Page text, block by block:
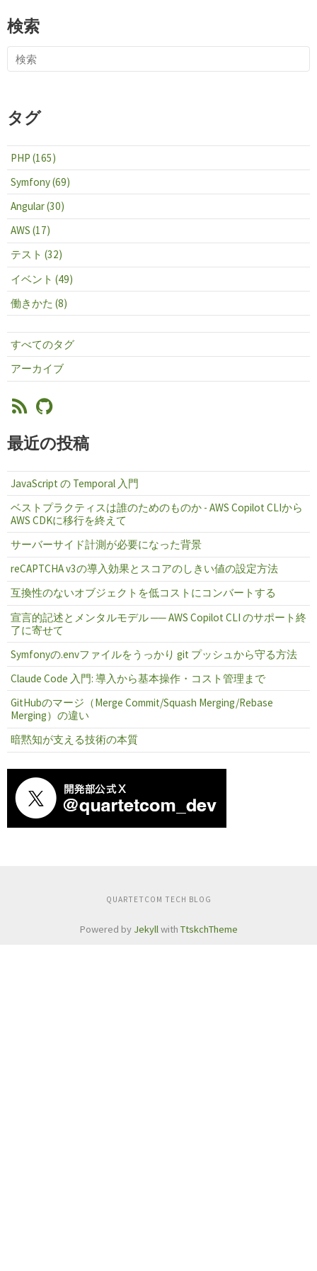
検索
タグ
PHP (165)
Symfony (69)
Angular (30)
AWS (17)
テスト (32)
イベント (49)
働きかた (8)
すべてのタグ
アーカイブ
最近の投稿
JavaScript の Temporal 入門
ベストプラクティスは誰のためのものか - AWS Copilot CLIから
AWS CDKに移行を終えて
サーバーサイド計測が必要になった背景
reCAPTCHA v3の導入効果とスコアのしきい値の設定方法
互換性のないオブジェクトを低コストにコンバートする
宣言的記述とメンタルモデル ── AWS Copilot CLI のサポート終
了に寄せて
Symfonyの.envファイルをうっかり git プッシュから守る方法
Claude Code 入門: 導入から基本操作・コスト管理まで
GitHubのマージ（Merge Commit/Squash Merging/Rebase
Merging）の違い
暗黙知が支える技術の本質
QUARTETCOM TECH BLOG
Powered by Jekyllwith TtskchTheme